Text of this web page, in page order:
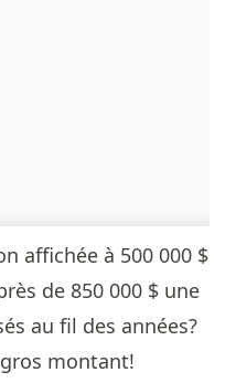
affichée à 500 000 $
de 850 000 $ une
au fil des années?
montant!